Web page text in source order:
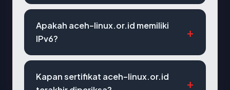
Apakah aceh-linux.or.id memiliki
IPv6?
Kapan sertifikat aceh-linux.or.id